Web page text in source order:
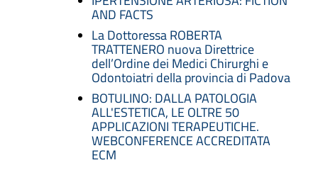
AND FACTS
La Dottoressa ROBERTA
TRATTENERO nuova Direttrice
dell’Ordine dei Medici Chirurghi e
Odontoiatri della provincia di Padova
BOTULINO: DALLA PATOLOGIA
ALL'ESTETICA, LE OLTRE 50
APPLICAZIONI TERAPEUTICHE.
WEBCONFERENCE ACCREDITATA
ECM